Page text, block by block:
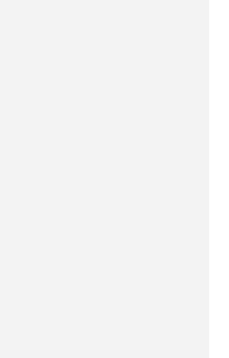
Caetano